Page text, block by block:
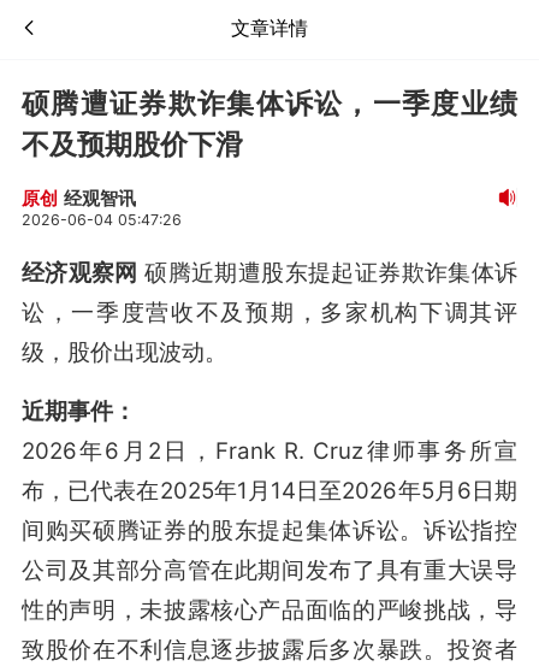
文章详情
硕腾遭证券欺诈集体诉讼，一季度业绩
不及预期股价下滑
原创 经观智讯
2026-06-04 05:47:26
经济观察网 硕腾近期遭股东提起证券欺诈集体诉
讼，一季度营收不及预期，多家机构下调其评
级，股价出现波动。
近期事件：
2026年6月2日，Frank R. Cruz律师事务所宣
布，已代表在2025年1月14日至2026年5月6日期
间购买硕腾证券的股东提起集体诉讼。诉讼指控
公司及其部分高管在此期间发布了具有重大误导
性的声明，未披露核心产品面临的严峻挑战，导
致股价在不利信息逐步披露后多次暴跌。投资者